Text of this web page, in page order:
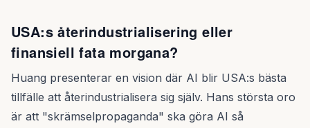
USA:s återindustrialisering eller
finansiell fata morgana?
Huang presenterar en vision där AI blir USA:s bästa
tillfälle att återindustrialisera sig själv. Hans största oro
är att "skrämselpropaganda" ska göra AI så